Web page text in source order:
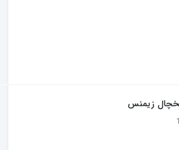
زیمنس